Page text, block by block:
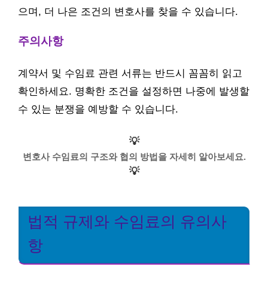
으며, 더 나은 조건의 변호사를 찾을 수 있습니다.
주의사항
계약서 및 수임료 관련 서류는 반드시 꼼꼼히 읽고
확인하세요. 명확한 조건을 설정하면 나중에 발생할
수 있는 분쟁을 예방할 수 있습니다.
💡
변호사 수임료의 구조와 협의 방법을 자세히 알아보세요.
💡
법적 규제와 수임료의 유의사
항